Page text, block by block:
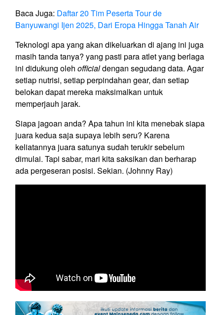
Baca Juga: Daftar 20 Tim Peserta Tour de
Banyuwangi Ijen 2025, Dari Eropa Hingga Tanah Air
Teknologi apa yang akan dikeluarkan di ajang ini juga
masih tanda tanya? yang pasti para atlet yang berlaga
ini didukung oleh officialdengan segudang data. Agar
setiap nutrisi, setiap perpindahan gear, dan setiap
belokan dapat mereka maksimalkan untuk
memperjauh jarak.
Siapa jagoan anda? Apa tahun ini kita menebak siapa
juara kedua saja supaya lebih seru? Karena
keliatannya juara satunya sudah terukir sebelum
dimulai. Tapi sabar, mari kita saksikan dan berharap
ada pergeseran posisi. Sekian. (Johnny Ray)